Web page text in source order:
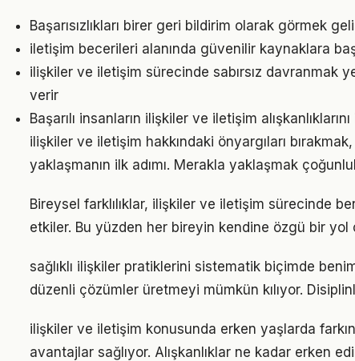
Başarısızlıkları birer geri bildirim olarak görmek
iletişim becerileri alanında güvenilir kaynaklara
ilişkiler ve iletişim sürecinde sabırsız davranmak
verir
Başarılı insanların ilişkiler ve iletişim
ilişkiler ve iletişim hakkındaki önyargıları
yaklaşmanın ilk adımı. Merakla yaklaşmak
Bireysel farklılıklar, ilişkiler ve iletişim sürecinde
etkiler. Bu yüzden her bireyin kendine özgü bir yol
sağlıklı ilişkiler pratiklerini sistematik biçimde
düzenli çözümler üretmeyi mümkün kılıyor.
ilişkiler ve iletişim konusunda erken yaşlarda
avantajlar sağlıyor. Alışkanlıklar ne kadar erken